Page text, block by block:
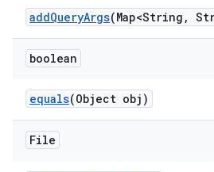
addQueryArgs(Map<String ,
boolean
equals(Object obj)
File